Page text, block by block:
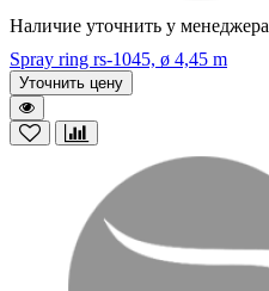
Наличие уточнить у менеджера
Spray ring rs-1045, ø 4,45 m
Уточнить цену